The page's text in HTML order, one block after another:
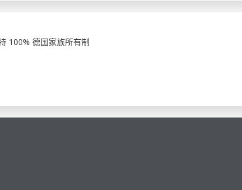
100% 德国家族所有制